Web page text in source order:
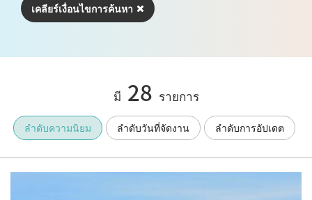
เคลียร์เงื่อนไขการค้นหา
มี 28 รายการ
ลำดับความนิยม ลำดับวันที่จัดงาน ลำดับการอัปเดต